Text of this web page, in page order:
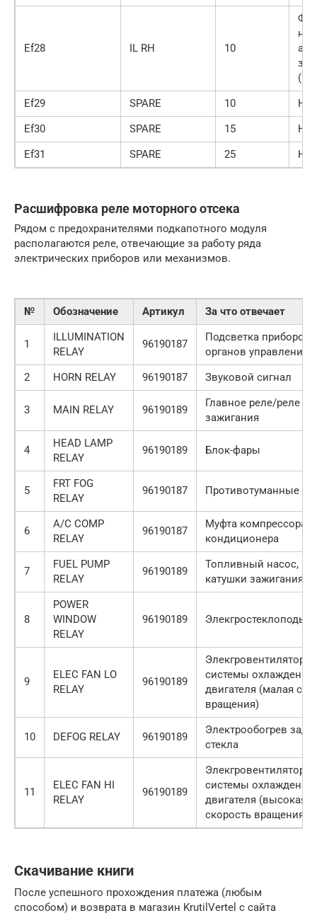
Ef28 IL RH 10
Ef29
SPARE 10
Не
Ef30
SPARE 15
Не
Ef31
SPARE 25 Не
Расшифровка реле моторного отсека
Рядом с предохранителями подкапотного модуля
располагаются реле, отвечающие за работу ряда
электрических приборов или механизмов.
№ Обозначение Артикул За что отвечает
1
ILLUMINATION
RELAY
96190187
Подсветка приборов
органов управления
2
HORN RELAY 96190187 Звуковой сигнал
3 MAIN RELAY 96190189
Главное реле/реле
зажигания
4
HEAD LAMP
RELAY
96190189 Блок-фары
5
FRT FOG
RELAY
96190187 Противотуманные
6
A/C COMP
RELAY
96190187
Муфта компрессора
кондиционера
7
FUEL PUMP
RELAY
96190189
Топливный насос,
катушки зажигания
8
POWER
WINDOW
RELAY
96190189
9
ELEC FAN LO
RELAY
96190189
Элекгровентилятор
системы охлаждения
двигателя (малая
вращения)
10 DEFOG RELAY 96190189
Электрообогрев
стекла
11
ELEC FAN HI
RELAY
96190189
Элекгровентилятор
системы охлаждения
двигателя (высокая
скорость вращения)
Скачивание книги
После успешного прохождения платежа (любым
способом) и возврата в магазин KrutilVertel с сайта